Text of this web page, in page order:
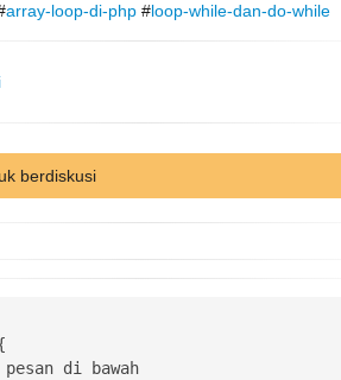
array-loop-di-php#loop-while-dan-do-while
berdiskusi